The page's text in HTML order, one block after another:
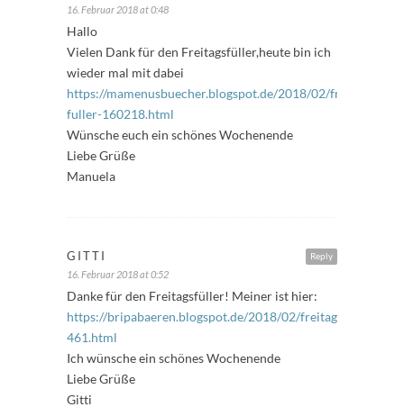
16. Februar 2018 at 0:48
Hallo
Vielen Dank für den Freitagsfüller,heute bin ich
wieder mal mit dabei
https://mamenusbuecher.blogspot.de/2018/02/freitags-
fuller-160218.html
Wünsche euch ein schönes Wochenende
Liebe Grüße
Manuela
Reply
GITTI
16. Februar 2018 at 0:52
Danke für den Freitagsfüller! Meiner ist hier:
https://bripabaeren.blogspot.de/2018/02/freitagsfuller-
461.html
Ich wünsche ein schönes Wochenende
Liebe Grüße
Gitti